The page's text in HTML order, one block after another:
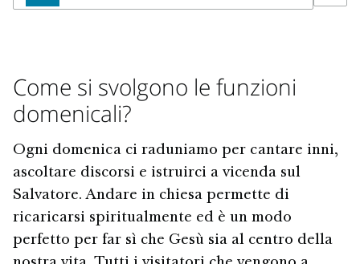
Come si svolgono le funzioni
domenicali?
Ogni domenica ci raduniamo per cantare inni,
ascoltare discorsi e istruirci a vicenda sul
Salvatore. Andare in chiesa permette di
ricaricarsi spiritualmente ed è un modo
perfetto per far sì che Gesù sia al centro della